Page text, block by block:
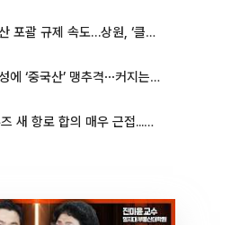
미국, 가상자산 포괄 규제 속도…상원, ‘클래리티법’ 9월 절차투표 추진
맥북 품은 삼성에 ‘중국산’ 맹추격⋯커지는 노트북 OLED 시장
이란 “호르무즈 새 항로 합의 매우 근접...미국 배상 먼저”